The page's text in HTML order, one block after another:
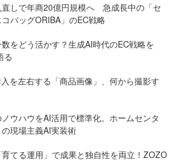
直しで年商20億円規模へ 急成長中の「セ
バッグORIBA」のEC戦略
をどう活かす？生成AI時代のEC戦略を
る
を左右する「商品画像」、何から撮影す
ウハウをAI活用で標準化。ホームセンタ
現場主義AI実装術
育てる運用」で成果と独自性を両立！ZOZO